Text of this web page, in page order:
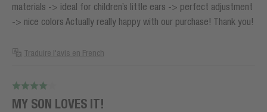
materials -> ideal for children’s little ears -> perfect adjustment
-> nice colors Actually really happy with our purchase! Thank you!
Traduire l'avis en French
MY SON LOVES IT!